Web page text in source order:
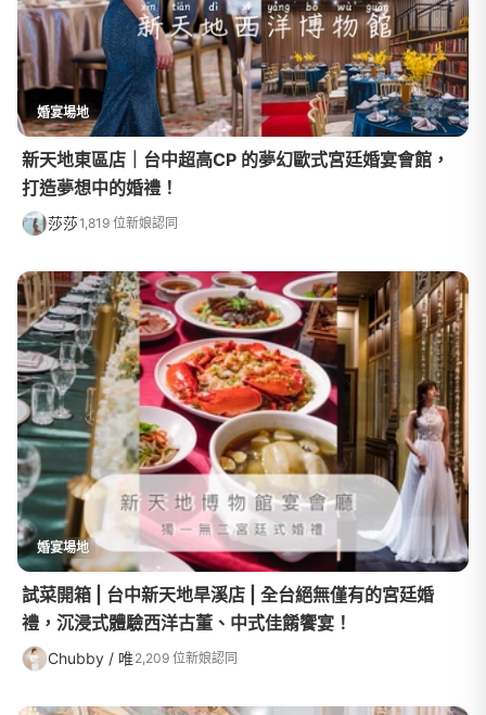
婚宴場地
新天地東區店｜台中超高CP 的夢幻歐式宮廷婚宴會館，
打造夢想中的婚禮！
莎莎1,819 位新娘認同
婚宴場地
試菜開箱 | 台中新天地旱溪店 | 全台絕無僅有的宮廷婚
禮，沉浸式體驗西洋古董、中式佳餚饗宴！
Chubby / 唯 2,209 位新娘認同